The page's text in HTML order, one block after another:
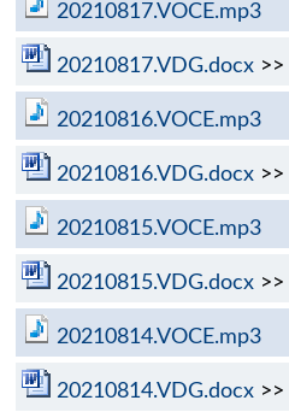
20210817.VOCE.mp3
20210817.VDG.docx >>
20210816.VOCE.mp3
20210816.VDG.docx >>
20210815.VOCE.mp3
20210815.VDG.docx >>
20210814.VOCE.mp3
20210814.VDG.docx >>